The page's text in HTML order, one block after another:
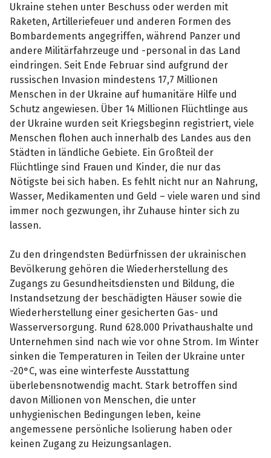
Ukraine stehen unter Beschuss oder werden mit
Raketen, Artilleriefeuer und anderen Formen des
Bombardements angegriffen, während Panzer und
andere Militärfahrzeuge und -personal in das Land
eindringen. Seit Ende Februar sind aufgrund der
russischen Invasion mindestens 17,7 Millionen
Menschen in der Ukraine auf humanitäre Hilfe und
Schutz angewiesen. Über 14 Millionen Flüchtlinge aus
der Ukraine wurden seit Kriegsbeginn registriert, viele
Menschen flohen auch innerhalb des Landes aus den
Städten in ländliche Gebiete. Ein Großteil der
Flüchtlinge sind Frauen und Kinder, die nur das
Nötigste bei sich haben. Es fehlt nicht nur an Nahrung,
Wasser, Medikamenten und Geld – viele waren und sind
immer noch gezwungen, ihr Zuhause hinter sich zu
lassen.
Zu den dringendsten Bedürfnissen der ukrainischen
Bevölkerung gehören die Wiederherstellung des
Zugangs zu Gesundheitsdiensten und Bildung, die
Instandsetzung der beschädigten Häuser sowie die
Wiederherstellung einer gesicherten Gas- und
Wasserversorgung. Rund 628.000 Privathaushalte und
Unternehmen sind nach wie vor ohne Strom. Im Winter
sinken die Temperaturen in Teilen der Ukraine unter
-20°C, was eine winterfeste Ausstattung
überlebensnotwendig macht. Stark betroffen sind
davon Millionen von Menschen, die unter
unhygienischen Bedingungen leben, keine
angemessene persönliche Isolierung haben oder
keinen Zugang zu Heizungsanlagen.